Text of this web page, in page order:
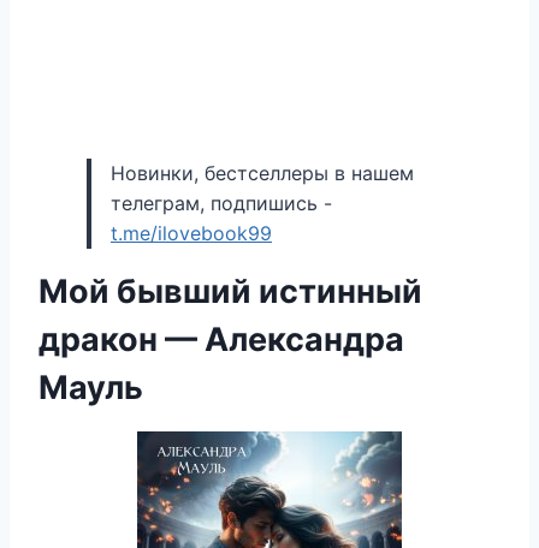
Новинки, бестселлеры в нашем
телеграм, подпишись -
t.me/ilovebook99
Мой бывший истинный
дракон — Александра
Мауль